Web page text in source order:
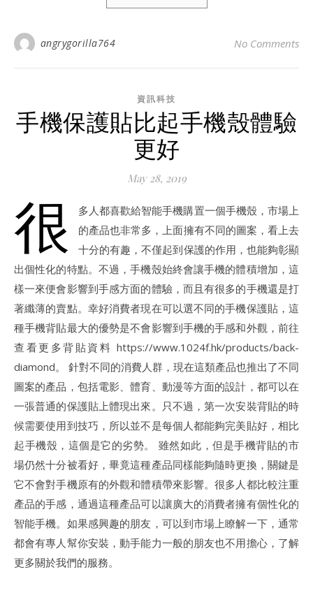
angrygorilla764 No Comments
資訊科技
手機保護貼比起手機殼體驗
更好
May 28, 2019
很
多人都喜歡給智能手機購置一個手機殼，市場上
的產品也非常多，上面擁有不同的圖案，看上去
十分的有趣，不僅起到保護的作用，也能夠彰顯
出個性化的特點。不過，手機殼始終會讓手機的體積增加，這
樣一來便會影響到手感方面的體驗，而且有很多的手機還是打
著纖薄的賣點。幸好消費者現在可以選不同的手機保護貼，這
種手機背貼最大的優勢是不會影響到手機的手感和外觀，前往
查看更多背貼資料 https://www.1024f.hk/products/back-
diamond。 針對不同的消費人群，現在這類產品也推出了不同
圖案的產品，包括電影、體育、動漫等方面的設計，都可以在
一張普通的保護貼上體現出來。只不過，第一次安裝背貼的時
候需要使用到技巧，所以並不是每個人都能夠完美貼好，相比
起手機殼，這個是它的劣勢。 雖然如此，但是手機背貼的市
場仍然十分被看好，畢竟這種產品同樣能夠隨時更換，關鍵是
它不會對手機原有的外觀和體積帶來影響。很多人都比較注重
產品的手感，通過這種產品可以讓廣大的消費者擁有個性化的
智能手機。如果感興趣的朋友，可以到市場上瞭解一下，通常
都會有專人幫你安裝，動手能力一般的朋友也不用擔心，了解
更多關於我們的服務。